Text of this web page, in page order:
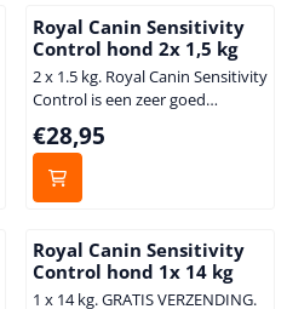
waarin een geselecteerde eiwit-
en koolhydraatbron (eend
respectievelijk tapioca) worden
gebruikt, dat de kans op huid-of
maagdarmreacties...
Royal Canin Sensitivity
Control hond 2x 1,5 kg
2 x 1.5 kg. Royal Canin Sensitivity
Control is een zeer goed
samengesteld ter ondersteuning
van de behandeling bij
voedselallergie of
waarin een geselecteerde eiwit-
en koolhydraatbron (eend
Prijs: 28,95
€28,95
Royal Canin Sensitivity
Control hond 1x 14 kg
1 x 14 kg. GRATIS VERZENDING.